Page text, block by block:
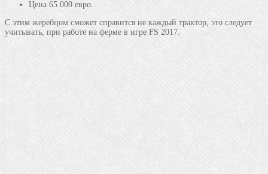
Цена 65 000 евро.
С этим жеребцом сможет справится не каждый трактор, это следует
учитывать, при работе на ферме в игре FS 2017.